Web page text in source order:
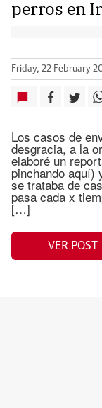
perros en
Friday, 22 February
Los casos de
desgracia, a la
elaboré un
pinchando aquí)
se trataba de
pasa cada x
[…]
VER POST